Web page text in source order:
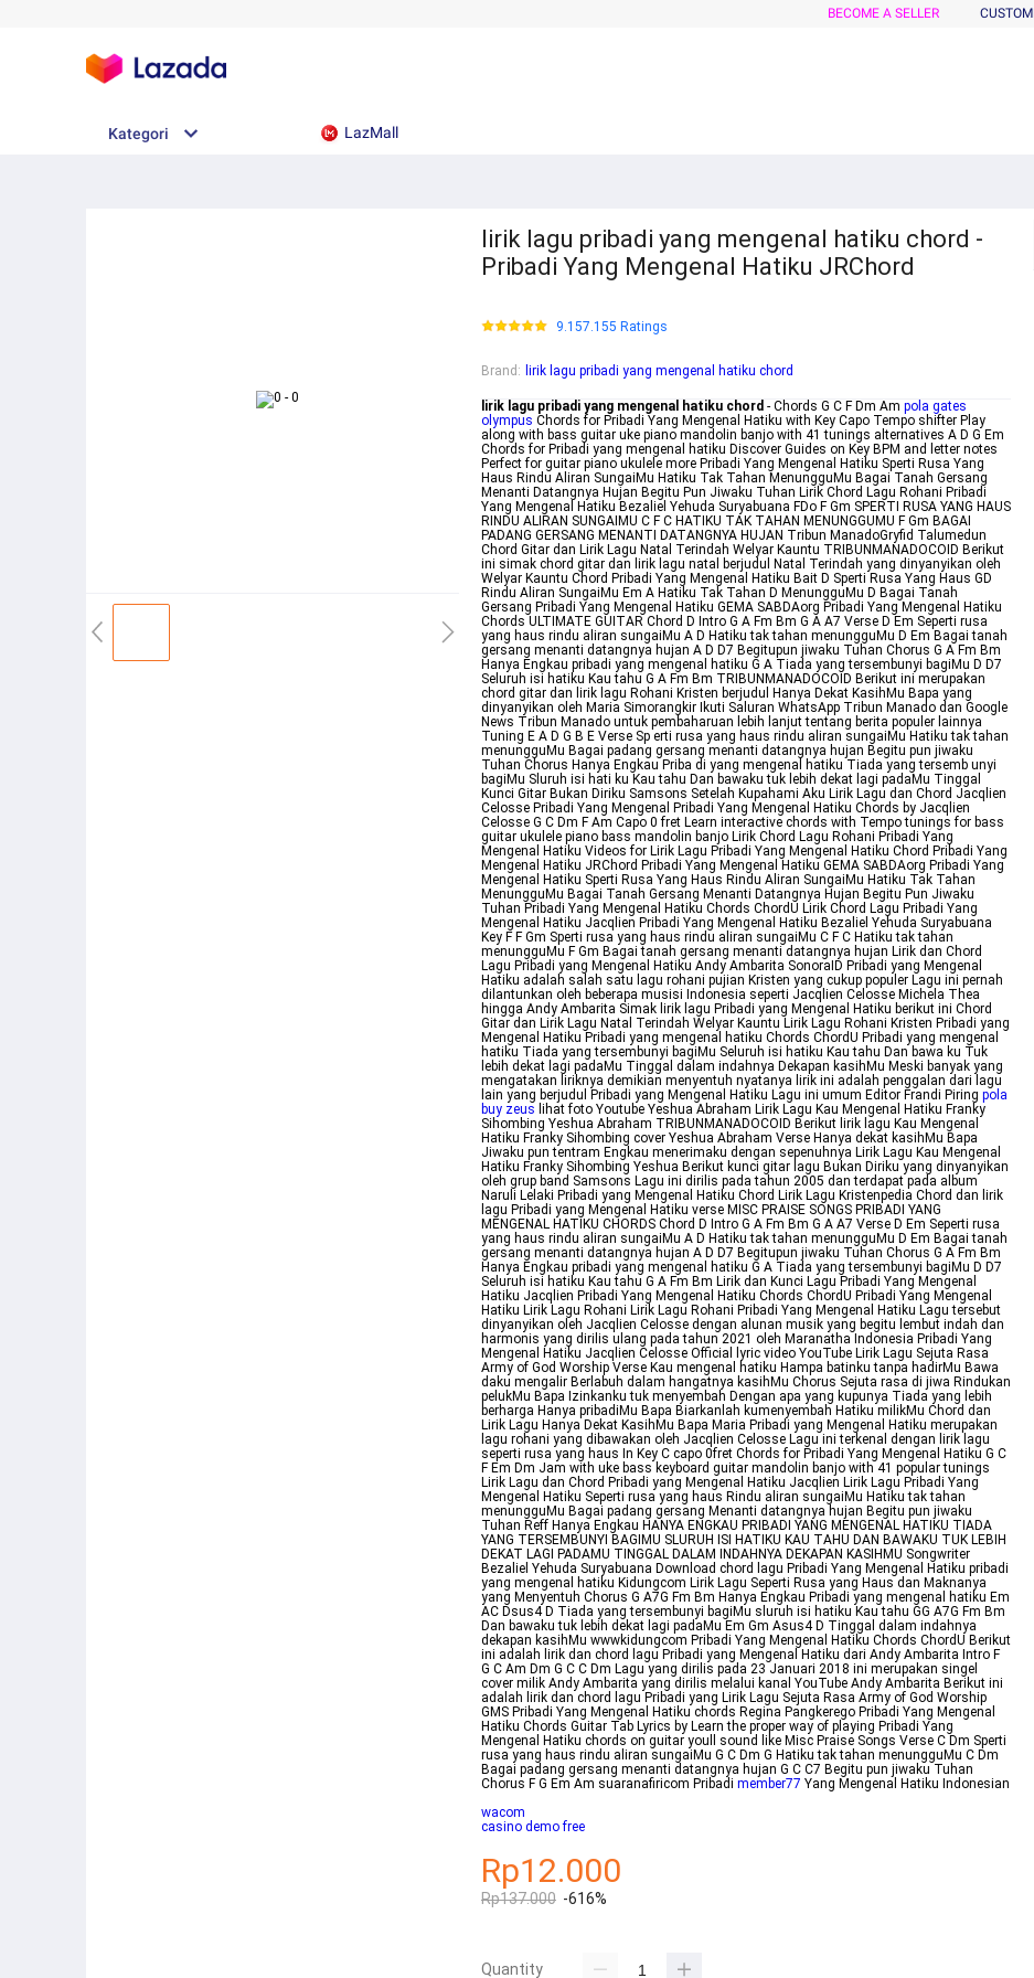
BECOME A SELLER
Kategori LazMall
lirik lagu pribadi yang mengenal hatiku chord -
Pribadi Yang Mengenal Hatiku JRChord
9.157.155 Ratings
Brand : lirik lagu pribadi yang mengenal hatiku chord
lirik lagu pribadi yang mengenal hatiku chord - Chords G C F Dm Am pola gates
olympus Chords for Pribadi Yang Mengenal Hatiku with Key Capo Tempo shifter Play
along with bass guitar uke piano mandolin banjo with 41 tunings alternatives A D G Em
Chords for Pribadi yang mengenal hatiku Discover Guides on Key BPM and letter notes
Perfect for guitar piano ukulele more Pribadi Yang Mengenal Hatiku Sperti Rusa Yang
Haus Rindu Aliran SungaiMu Hatiku Tak Tahan MenungguMu Bagai Tanah Gersang
Menanti Datangnya Hujan Begitu Pun Jiwaku Tuhan Lirik Chord Lagu Rohani Pribadi
Yang Mengenal Hatiku Bezaliel Yehuda Suryabuana FDo F Gm SPERTI RUSA YANG HAUS
RINDU ALIRAN SUNGAIMU C F C HATIKU TAK TAHAN MENUNGGUMU F Gm BAGAI
PADANG GERSANG MENANTI DATANGNYA HUJAN Tribun ManadoGryfid Talumedun
Chord Gitar dan Lirik Lagu Natal Terindah Welyar Kauntu TRIBUNMANADOCOID Berikut
ini simak chord gitar dan lirik lagu natal berjudul Natal Terindah yang dinyanyikan oleh
Welyar Kauntu Chord Pribadi Yang Mengenal Hatiku Bait D Sperti Rusa Yang Haus GD
Rindu Aliran SungaiMu Em A Hatiku Tak Tahan D MenungguMu D Bagai Tanah
Gersang Pribadi Yang Mengenal Hatiku GEMA SABDAorg Pribadi Yang Mengenal Hatiku
Chords ULTIMATE GUITAR Chord D Intro G A Fm Bm G A A7 Verse D Em Seperti rusa
yang haus rindu aliran sungaiMu A D Hatiku tak tahan menungguMu D Em Bagai tanah
gersang menanti datangnya hujan A D D7 Begitupun jiwaku Tuhan Chorus G A Fm Bm
Hanya Engkau pribadi yang mengenal hatiku G A Tiada yang tersembunyi bagiMu D D7
Seluruh isi hatiku Kau tahu G A Fm Bm TRIBUNMANADOCOID Berikut ini merupakan
chord gitar dan lirik lagu Rohani Kristen berjudul Hanya Dekat KasihMu Bapa yang
dinyanyikan oleh Maria Simorangkir Ikuti Saluran WhatsApp Tribun Manado dan Google
News Tribun Manado untuk pembaharuan lebih lanjut tentang berita populer lainnya
Tuning E A D G B E Verse Sp erti rusa yang haus rindu aliran sungaiMu Hatiku tak tahan
menungguMu Bagai padang gersang menanti datangnya hujan Begitu pun jiwaku
Tuhan Chorus Hanya Engkau Priba di yang mengenal hatiku Tiada yang tersemb unyi
bagiMu Sluruh isi hati ku Kau tahu Dan bawaku tuk lebih dekat lagi padaMu Tinggal
Kunci Gitar Bukan Diriku Samsons Setelah Kupahami Aku Lirik Lagu dan Chord Jacqlien
Celosse Pribadi Yang Mengenal Pribadi Yang Mengenal Hatiku Chords by Jacqlien
Celosse G C Dm F Am Capo 0 fret Learn interactive chords with Tempo tunings for bass
guitar ukulele piano bass mandolin banjo Lirik Chord Lagu Rohani Pribadi Yang
Mengenal Hatiku Videos for Lirik Lagu Pribadi Yang Mengenal Hatiku Chord Pribadi Yang
Mengenal Hatiku JRChord Pribadi Yang Mengenal Hatiku GEMA SABDAorg Pribadi Yang
Mengenal Hatiku Sperti Rusa Yang Haus Rindu Aliran SungaiMu Hatiku Tak Tahan
MenungguMu Bagai Tanah Gersang Menanti Datangnya Hujan Begitu Pun Jiwaku
Tuhan Pribadi Yang Mengenal Hatiku Chords ChordU Lirik Chord Lagu Pribadi Yang
Mengenal Hatiku Jacqlien Pribadi Yang Mengenal Hatiku Bezaliel Yehuda Suryabuana
Key F F Gm Sperti rusa yang haus rindu aliran sungaiMu C F C Hatiku tak tahan
menungguMu F Gm Bagai tanah gersang menanti datangnya hujan Lirik dan Chord
Lagu Pribadi yang Mengenal Hatiku Andy Ambarita SonoraID Pribadi yang Mengenal
Hatiku adalah salah satu lagu rohani pujian Kristen yang cukup populer Lagu ini pernah
dilantunkan oleh beberapa musisi Indonesia seperti Jacqlien Celosse Michela Thea
hingga Andy Ambarita Simak lirik lagu Pribadi yang Mengenal Hatiku berikut ini Chord
Gitar dan Lirik Lagu Natal Terindah Welyar Kauntu Lirik Lagu Rohani Kristen Pribadi yang
Mengenal Hatiku Pribadi yang mengenal hatiku Chords ChordU Pribadi yang mengenal
hatiku Tiada yang tersembunyi bagiMu Seluruh isi hatiku Kau tahu Dan bawa ku Tuk
lebih dekat lagi padaMu Tinggal dalam indahnya Dekapan kasihMu Meski banyak yang
mengatakan liriknya demikian menyentuh nyatanya lirik ini adalah penggalan dari lagu
lain yang berjudul Pribadi yang Mengenal Hatiku Lagu ini umum Editor Frandi Piring pola
buy zeus lihat foto Youtube Yeshua Abraham Lirik Lagu Kau Mengenal Hatiku Franky
Sihombing Yeshua Abraham TRIBUNMANADOCOID Berikut lirik lagu Kau Mengenal
Hatiku Franky Sihombing cover Yeshua Abraham Verse Hanya dekat kasihMu Bapa
Jiwaku pun tentram Engkau menerimaku dengan sepenuhnya Lirik Lagu Kau Mengenal
Hatiku Franky Sihombing Yeshua Berikut kunci gitar lagu Bukan Diriku yang dinyanyikan
oleh grup band Samsons Lagu ini dirilis pada tahun 2005 dan terdapat pada album
Naruli Lelaki Pribadi yang Mengenal Hatiku Chord Lirik Lagu Kristenpedia Chord dan lirik
lagu Pribadi yang Mengenal Hatiku verse MISC PRAISE SONGS PRIBADI YANG
MENGENAL HATIKU CHORDS Chord D Intro G A Fm Bm G A A7 Verse D Em Seperti rusa
yang haus rindu aliran sungaiMu A D Hatiku tak tahan menungguMu D Em Bagai tanah
gersang menanti datangnya hujan A D D7 Begitupun jiwaku Tuhan Chorus G A Fm Bm
Hanya Engkau pribadi yang mengenal hatiku G A Tiada yang tersembunyi bagiMu D D7
Seluruh isi hatiku Kau tahu G A Fm Bm Lirik dan Kunci Lagu Pribadi Yang Mengenal
Hatiku Jacqlien Pribadi Yang Mengenal Hatiku Chords ChordU Pribadi Yang Mengenal
Hatiku Lirik Lagu Rohani Lirik Lagu Rohani Pribadi Yang Mengenal Hatiku Lagu tersebut
dinyanyikan oleh Jacqlien Celosse dengan alunan musik yang begitu lembut indah dan
harmonis yang dirilis ulang pada tahun 2021 oleh Maranatha Indonesia Pribadi Yang
Mengenal Hatiku Jacqlien Celosse Official lyric video YouTube Lirik Lagu Sejuta Rasa
Army of God Worship Verse Kau mengenal hatiku Hampa batinku tanpa hadirMu Bawa
daku mengalir Berlabuh dalam hangatnya kasihMu Chorus Sejuta rasa di jiwa Rindukan
pelukMu Bapa Izinkanku tuk menyembah Dengan apa yang kupunya Tiada yang lebih
berharga Hanya pribadiMu Bapa Biarkanlah kumenyembah Hatiku milikMu Chord dan
Lirik Lagu Hanya Dekat KasihMu Bapa Maria Pribadi yang Mengenal Hatiku merupakan
lagu rohani yang dibawakan oleh Jacqlien Celosse Lagu ini terkenal dengan lirik lagu
seperti rusa yang haus In Key C capo 0fret Chords for Pribadi Yang Mengenal Hatiku G C
F Em Dm Jam with uke bass keyboard guitar mandolin banjo with 41 popular tunings
Lirik Lagu dan Chord Pribadi yang Mengenal Hatiku Jacqlien Lirik Lagu Pribadi Yang
Mengenal Hatiku Seperti rusa yang haus Rindu aliran sungaiMu Hatiku tak tahan
menungguMu Bagai padang gersang Menanti datangnya hujan Begitu pun jiwaku
Tuhan Reff Hanya Engkau HANYA ENGKAU PRIBADI YANG MENGENAL HATIKU TIADA
YANG TERSEMBUNYI BAGIMU SLURUH ISI HATIKU KAU TAHU DAN BAWAKU TUK LEBIH
DEKAT LAGI PADAMU TINGGAL DALAM INDAHNYA DEKAPAN KASIHMU Songwriter
Bezaliel Yehuda Suryabuana Download chord lagu Pribadi Yang Mengenal Hatiku pribadi
yang mengenal hatiku Kidungcom Lirik Lagu Seperti Rusa yang Haus dan Maknanya
yang Menyentuh Chorus G A7G Fm Bm Hanya Engkau Pribadi yang mengenal hatiku Em
AC Dsus4 D Tiada yang tersembunyi bagiMu sluruh isi hatiku Kau tahu GG A7G Fm Bm
Dan bawaku tuk lebih dekat lagi padaMu Em Gm Asus4 D Tinggal dalam indahnya
dekapan kasihMu wwwkidungcom Pribadi Yang Mengenal Hatiku Chords ChordU Berikut
ini adalah lirik dan chord lagu Pribadi yang Mengenal Hatiku dari Andy Ambarita Intro F
G C Am Dm G C C Dm Lagu yang dirilis pada 23 Januari 2018 ini merupakan singel
cover milik Andy Ambarita yang dirilis melalui kanal YouTube Andy Ambarita Berikut ini
adalah lirik dan chord lagu Pribadi yang Lirik Lagu Sejuta Rasa Army of God Worship
GMS Pribadi Yang Mengenal Hatiku chords Regina Pangkerego Pribadi Yang Mengenal
Hatiku Chords Guitar Tab Lyrics by Learn the proper way of playing Pribadi Yang
Mengenal Hatiku chords on guitar youll sound like Misc Praise Songs Verse C Dm Sperti
rusa yang haus rindu aliran sungaiMu G C Dm G Hatiku tak tahan menungguMu C Dm
Bagai padang gersang menanti datangnya hujan G C C7 Begitu pun jiwaku Tuhan
Chorus F G Em Am suaranafiricom Pribadi member77 Yang Mengenal Hatiku Indonesian
wacom
casino demo free
Rp12.000
Rp137.000 -616%
Quantity